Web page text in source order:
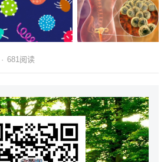
· 681阅读